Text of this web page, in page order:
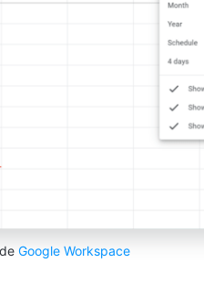
Google Workspace